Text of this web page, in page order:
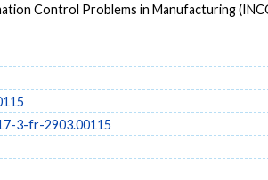
Control Problems in Manufacturing
3-fr-2903.00115